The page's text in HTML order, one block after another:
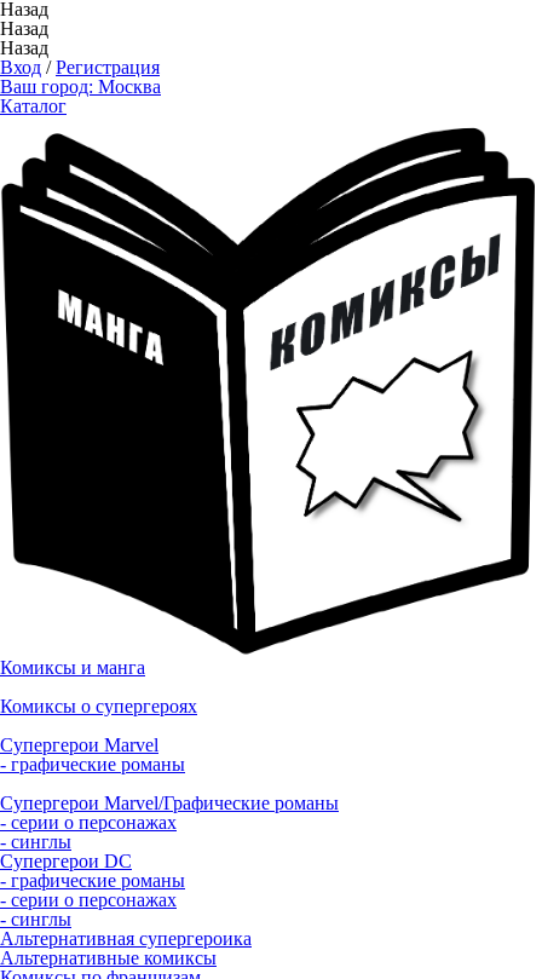
Назад
Назад
Назад
Вход /Регистрация
Ваш город: Москва
Каталог
Комиксы и манга
Комиксы о супергероях
Супергерои Marvel
- графические романы
Супергерои Marvel/Графические романы
- серии о персонажах
- синглы
Супергерои DC
- графические романы
- серии о персонажах
- синглы
Альтернативная супергероика
Альтернативные комиксы